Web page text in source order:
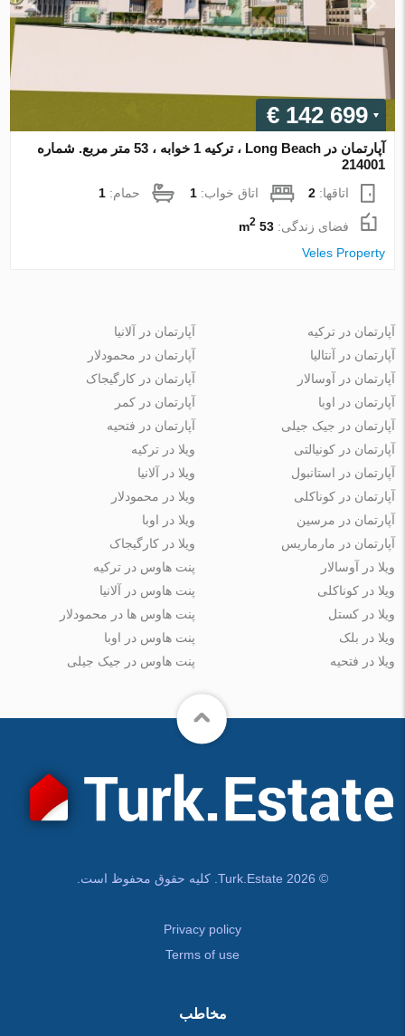
€ 142 699
آپارتمان در Long Beach ، ترکیه 1 خوابه ، 53 متر مربع. شماره
214001
اتاقها:2 اتاق خواب:1 حمام:1
فضای زندگی:53 m
2
Veles Property
آپارتمان در ترکیه
آپارتمان در آنتالیا
آپارتمان در آوسالار
آپارتمان در اوبا
آپارتمان در جیک جیلی
آپارتمان در آلانیا
آپارتمان در محمودلار
آپارتمان در کارگیجاک
آپارتمان در کمر
آپارتمان در فتحیه
آپارتمان در کونیالتی
آپارتمان در استانبول
آپارتمان در کوناکلی
آپارتمان در مرسین
آپارتمان در مارماریس
ویلا در ترکیه
ویلا در آلانیا
ویلا در محمودلار
ویلا در اوبا
ویلا در کارگیجاک
ویلا در آوسالار
ویلا در کوناکلی
ویلا در کستل
ویلا در بلک
ویلا در فتحیه
پنت هاوس در ترکیه
پنت هاوس در آلانیا
پنت هاوس ها در محمودلار
پنت هاوس در اوبا
پنت هاوس در جیک جیلی
© Turk.Estate 2026. کلیه حقوق محفوظ است.
Privacy policy
Terms of use
مخاطب